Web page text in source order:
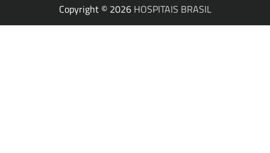
Copyright © 2026 HOSPITAIS BRASIL